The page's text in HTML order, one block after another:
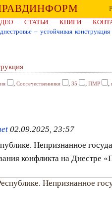
СТАТЬИ КНИГИ
– устойчивая конструкция
, Соотечественники , 35 , ПМР ,
02.09.2025, 23:57
Непризнанное
конфликта на Днестре